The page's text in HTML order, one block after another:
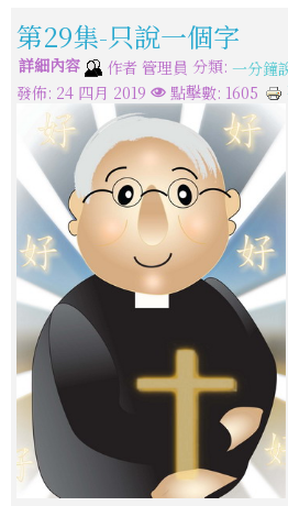
第29集-只說一個字
詳細內容 作者 管理員 分類: 一分鐘
發佈: 24 四月 2019
點擊數: 1605